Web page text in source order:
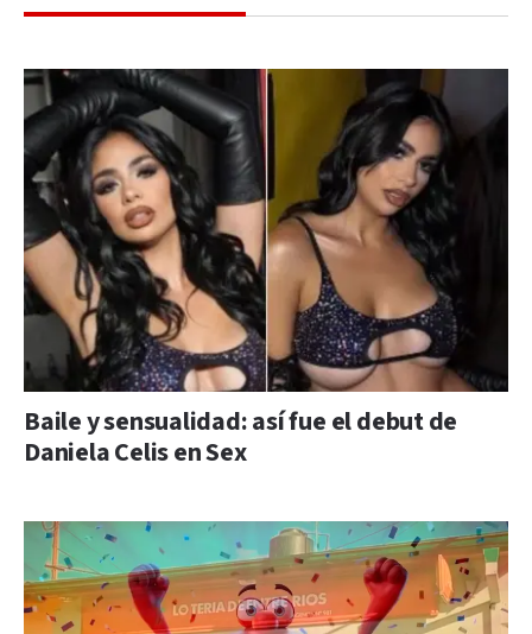
Baile y sensualidad: así fue el debut de
Daniela Celis en Sex